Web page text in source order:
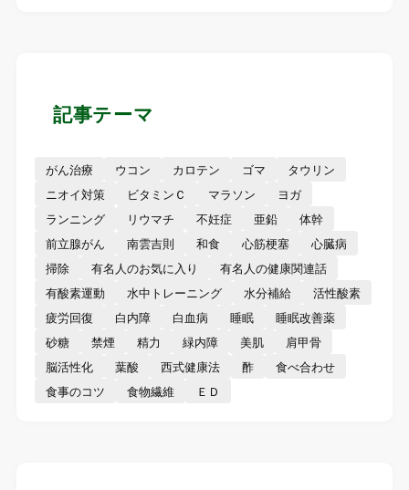
記事テーマ
がん治療 ウコン カロテン ゴマ
タウリン
ニオイ対策
ビタミンＣ マラソン
ヨガ
ランニング
リウマチ 不妊症 亜鉛
体幹
前立腺がん
南雲吉則 和食 心筋梗塞
心臓病
掃除
有名人のお気に入り
有名人の健康関連話
有酸素運動
水中トレーニング 水分補給
活性酸素
疲労回復
白内障 白血病 睡眠
睡眠改善薬
砂糖
禁煙 精力 緑内障 美肌
肩甲骨
脳活性化
葉酸 西式健康法 酢
食べ合わせ
食事のコツ
食物繊維 ＥＤ